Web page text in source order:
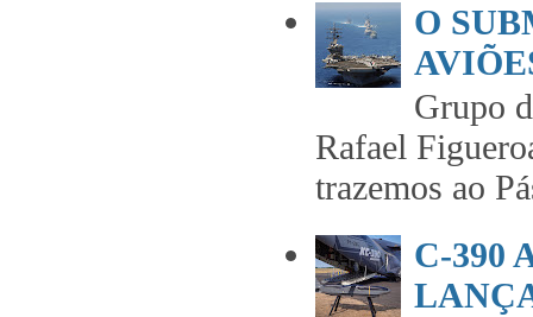
O
Grupo
Rafael
trazemos ao
C-390